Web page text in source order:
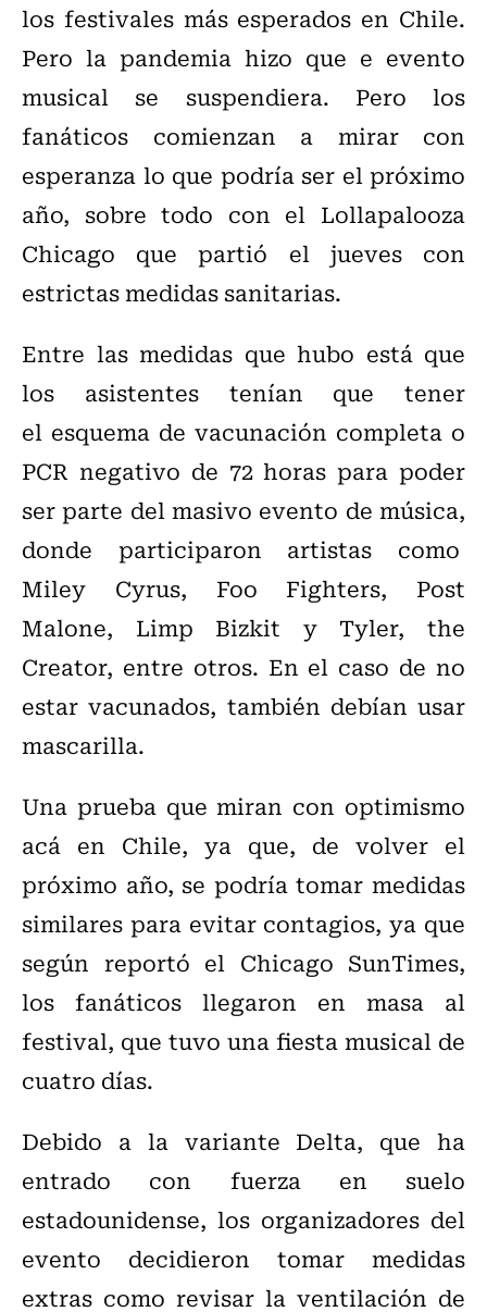
los festivales más esperados en Chile.
Pero la pandemia hizo que e evento
musical se suspendiera. Pero los
fanáticos comienzan a mirar con
esperanza lo que podría ser el próximo
año, sobre todo con el Lollapalooza
Chicago que partió el jueves con
estrictas medidas sanitarias.
Entre las medidas que hubo está que
los asistentes tenían que tener
el esquema de vacunación completa o
PCR negativo de 72 horas para poder
ser parte del masivo evento de música,
donde participaron artistas como
Miley Cyrus, Foo Fighters, Post
Malone, Limp Bizkit y Tyler, the
Creator, entre otros. En el caso de no
estar vacunados, también debían usar
mascarilla.
Una prueba que miran con optimismo
acá en Chile, ya que, de volver el
próximo año, se podría tomar medidas
similares para evitar contagios, ya que
según reportó el Chicago SunTimes,
los fanáticos llegaron en masa al
festival, que tuvo una fiesta musical de
cuatro días.
Debido a la variante Delta, que ha
entrado con fuerza en suelo
estadounidense, los organizadores del
evento decidieron tomar medidas
extras como revisar la ventilación de